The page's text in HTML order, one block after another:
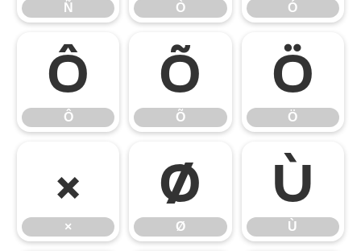
Ñ Ò Ó
Ô
Ô
Õ
Õ
Ö
Ö
×
×
Ø
Ø
Ù
Ù